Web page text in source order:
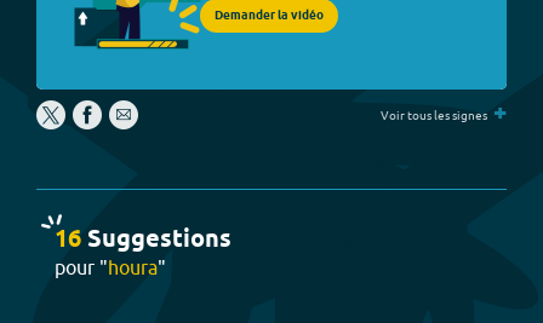
Demander la vidéo
Voir tous les signes +
16Suggestions
pour "houra"